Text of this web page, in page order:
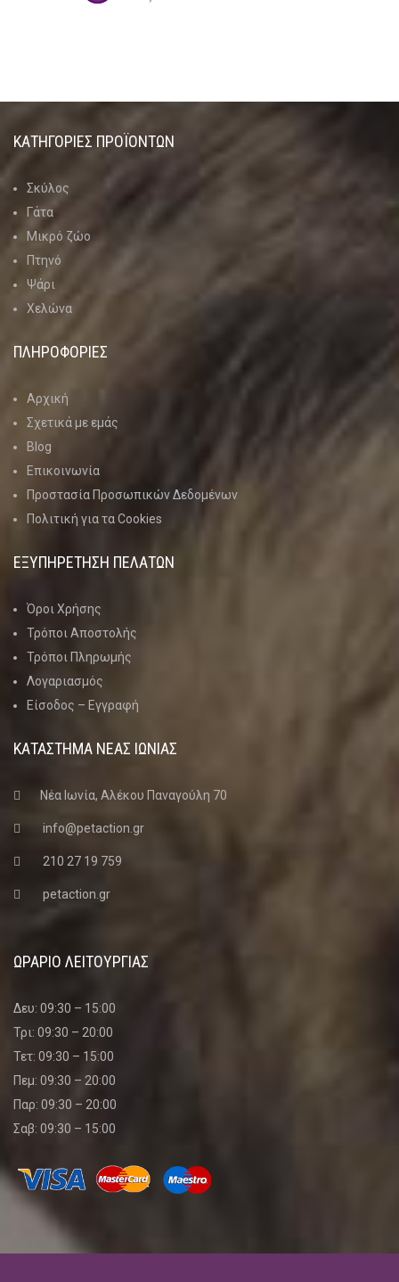
ΚΑΤΗΓΟΡΊΕΣ ΠΡΟΪΌΝΤΩΝ
Σκύλος
Γάτα
Μικρό ζώο
Πτηνό
Ψάρι
Χελώνα
ΠΛΗΡΟΦΟΡΙΕΣ
Αρχική
Σχετικά με εμάς
Blog
Επικοινωνία
Προστασία Προσωπικών Δεδομένων
Πολιτική για τα Cookies
ΕΞΥΠΗΡΕΤΗΣΗ ΠΕΛΑΤΩΝ
Όροι Χρήσης
Τρόποι Αποστολής
Τρόποι Πληρωμής
Λογαριασμός
Είσοδος – Εγγραφή
ΚΑΤΑΣΤΗΜΑ ΝΈΑΣ ΙΩΝΊΑΣ
Νέα Ιωνία, Αλέκου Παναγούλη 70
info@petaction.gr
210 27 19 759
petaction.gr
ΩΡΑΡΙΟ ΛΕΙΤΟΥΡΓΙΑΣ
Δευ: 09:30 – 15:00
Τρι: 09:30 – 20:00
Τετ: 09:30 – 15:00
Πεμ: 09:30 – 20:00
Παρ: 09:30 – 20:00
Σαβ: 09:30 – 15:00